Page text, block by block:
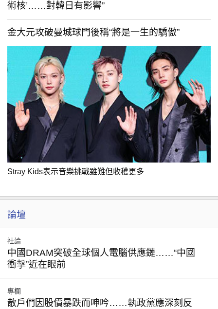
術核’……對韓日有影響”
金大元攻破曼城球門後稱“將是一生的驕傲”
Stray Kids表示音樂挑戰雖難但收穫更多
論壇
社論
中國DRAM突破全球個人電腦供應鏈……“中國
衝擊”近在眼前
專欄
散戶們因股價暴跌而呻吟……執政黨應深刻反